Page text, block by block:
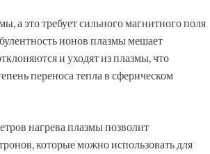
а это требует сильного магнитного поля
ионов плазмы мешает
и уходят из плазмы, что
переноса тепла в сферическом
нагрева плазмы позволит
которые можно использовать для